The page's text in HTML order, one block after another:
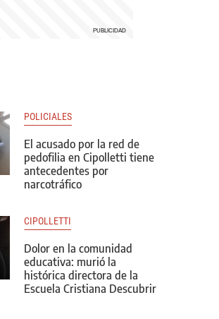
POLICIALES
El acusado por la red de
pedofilia en Cipolletti tiene
antecedentes por
narcotráfico
CIPOLLETTI
Dolor en la comunidad
educativa: murió la
histórica directora de la
Escuela Cristiana Descubrir